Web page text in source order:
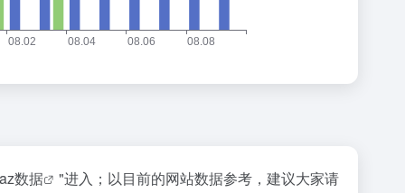
数据
"进入；以目前的网站数据参考，建议大家请